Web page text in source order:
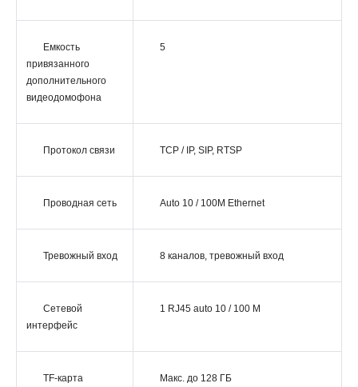
Емкость
привязанного
дополнительного
видеодомофона
5
Протокол связи TCP / IP, SIP, RTSP
Проводная сеть Auto 10 / 100M Ethernet
Тревожный вход 8 каналов, тревожный вход
Сетевой
интерфейс
1 RJ45 auto 10 / 100 M
TF-карта Макс. до 128 ГБ